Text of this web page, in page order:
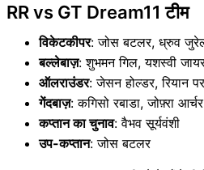
RR vs GT Dream11 टीम
विकेटकीपर: जोस बटलर, ध्रुव
बल्लेबाज़: शुभमन गिल, यशस्वी
ऑलराउंडर: जेसन होल्डर, रियान
गेंदबाज़: कगिसो रबाडा, जोफ़्रा आर्चर
कप्तान का चुनाव: वैभव सूर्यवंशी
उप-कप्तान: जोस बटलर